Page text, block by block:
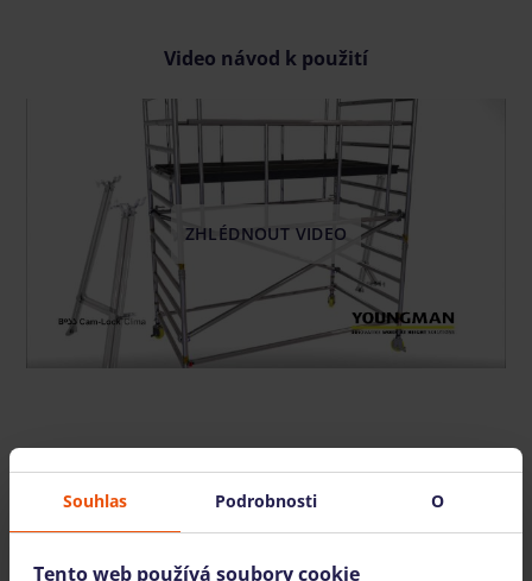
Video návod k použití
ZHLÉDNOUT VIDEO
Také nabízíme
Souhlas Podrobnosti O
Tento web používá soubory cookie